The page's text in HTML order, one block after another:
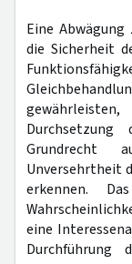
Eine
die Sicherheit
Durchsetzung
Grundrecht
Unversehrtheit
erkennen.
eine
Durchführung